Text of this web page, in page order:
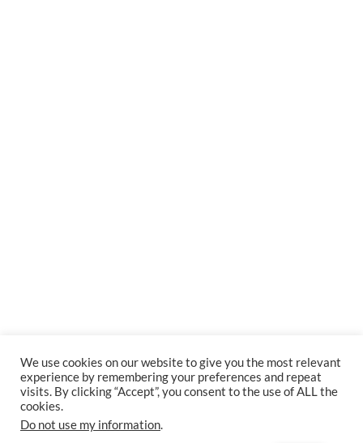
We use cookies on our website to give you the most relevant
experience by remembering your preferences and repeat
visits. By clicking “Accept”, you consent to the use of ALL the
cookies.
Do not use my information.